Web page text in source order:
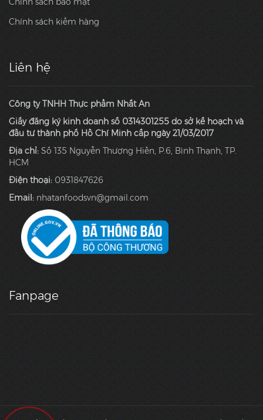
Chính sách kiểm hàng
Liên hệ
Công ty TNHH Thực phẩm Nhất An
Giấy đăng ký kinh doanh số 0314301255 do sở kế hoạch và
đầu tư thành phố Hồ Chí Minh cấp ngày 21/03/2017
Địa chỉ: Số 135 Nguyễn Thượng Hiền, P.6, Bình Thạnh, TP.
HCM
Điện thoại: 0931847626
Email: nhatanfoodsvn@gmail.com
Fanpage